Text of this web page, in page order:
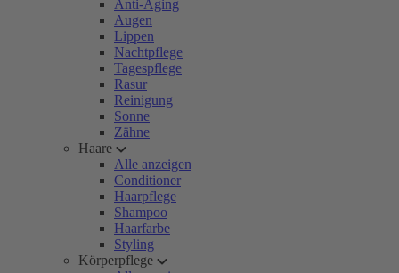
Anti-Aging
Augen
Lippen
Nachtpflege
Tagespflege
Rasur
Reinigung
Sonne
Zähne
Haare
Alle anzeigen
Conditioner
Haarpflege
Shampoo
Haarfarbe
Styling
Körperpflege